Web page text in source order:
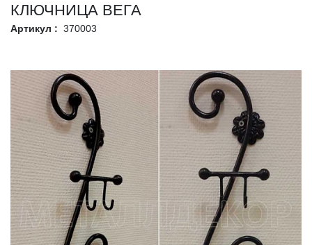
КЛЮЧНИЦА ВЕГА
Артикул : 370003